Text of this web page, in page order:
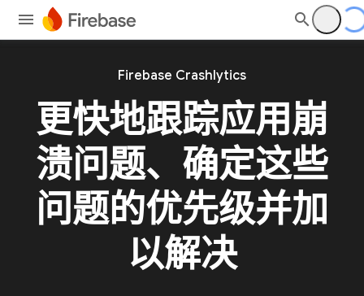
Firebase Crashlytics
更快地跟踪应用崩
溃问题、确定这些
问题的优先级并加
以解决